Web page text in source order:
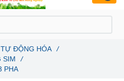
TỰ ĐỘNG HÓA
/
SIM
/
PHA